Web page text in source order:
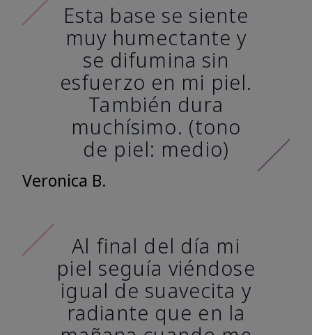
Esta base se siente
muy humectante y
se difumina sin
esfuerzo en mi piel.
También dura
muchísimo. (tono
de piel: medio)
Veronica B.
Al final del día mi
piel seguía viéndose
igual de suavecita y
radiante que en la